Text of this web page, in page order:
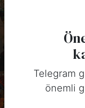
18
Günleri
18 Mayıs,
için sosyal
Telegram
önemli